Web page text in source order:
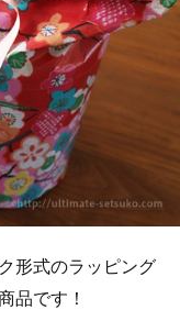
形式のラッピング
品です！